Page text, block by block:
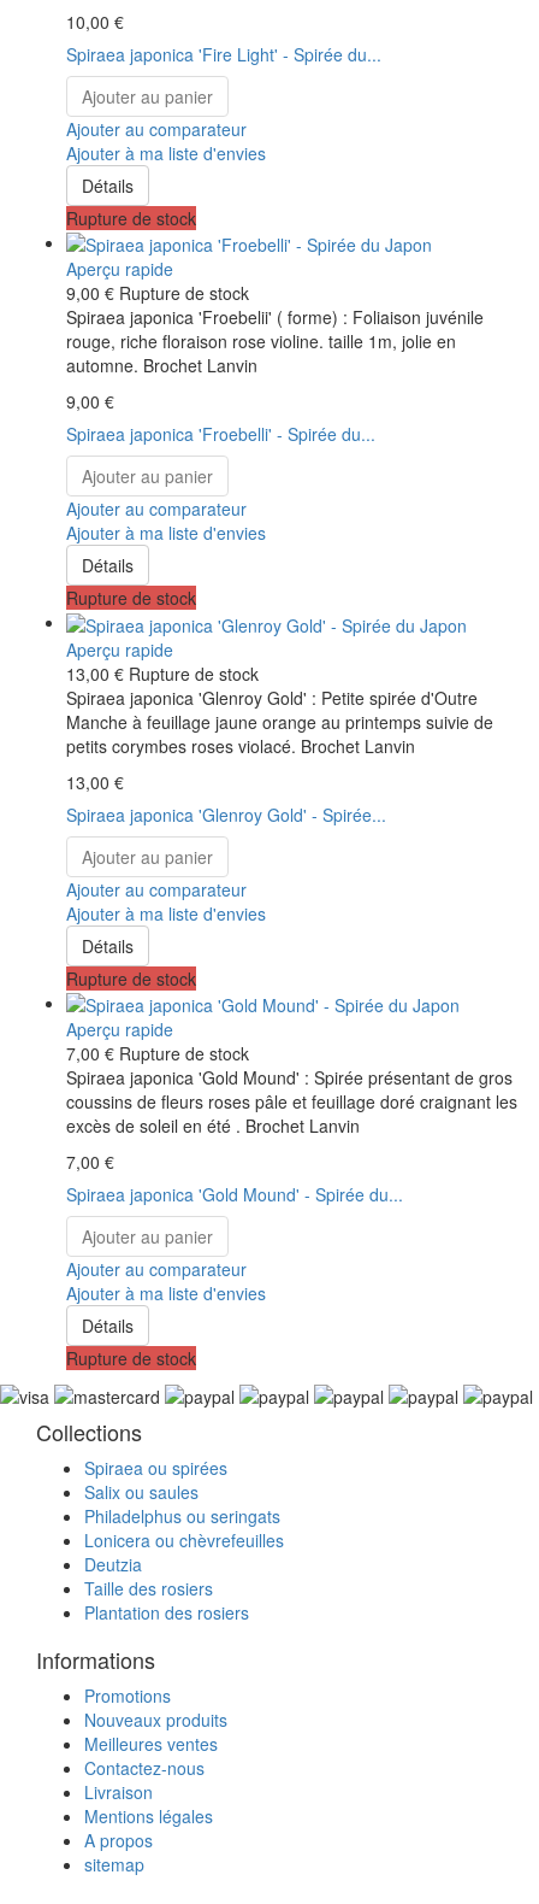
10,00 €
Spiraea japonica 'Fire Light' - Spirée du...
Ajouter au panier
Ajouter au comparateur
Ajouter à ma liste d'envies
Détails
Rupture de stock
Aperçu rapide
9,00 € Rupture de stock
Spiraea japonica 'Froebelii' ( forme) : Foliaison juvénile
rouge, riche floraison rose violine. taille 1m, jolie en
automne. Brochet Lanvin
9,00 €
Spiraea japonica 'Froebelli' - Spirée du...
Ajouter au panier
Ajouter au comparateur
Ajouter à ma liste d'envies
Détails
Rupture de stock
Aperçu rapide
13,00 € Rupture de stock
Spiraea japonica 'Glenroy Gold' : Petite spirée d'Outre
Manche à feuillage jaune orange au printemps suivie de
petits corymbes roses violacé. Brochet Lanvin
13,00 €
Spiraea japonica 'Glenroy Gold' - Spirée...
Ajouter au panier
Ajouter au comparateur
Ajouter à ma liste d'envies
Détails
Rupture de stock
Aperçu rapide
7,00 € Rupture de stock
Spiraea japonica 'Gold Mound' : Spirée présentant de gros
coussins de fleurs roses pâle et feuillage doré craignant les
excès de soleil en été . Brochet Lanvin
7,00 €
Spiraea japonica 'Gold Mound' - Spirée du...
Ajouter au panier
Ajouter au comparateur
Ajouter à ma liste d'envies
Détails
Rupture de stock
Collections
Spiraea ou spirées
Salix ou saules
Philadelphus ou seringats
Lonicera ou chèvrefeuilles
Deutzia
Taille des rosiers
Plantation des rosiers
Informations
Promotions
Nouveaux produits
Meilleures ventes
Contactez-nous
Livraison
Mentions légales
A propos
sitemap